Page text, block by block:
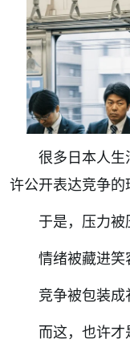
很多日本人
许公开表达竞争的
于是，压力被
情绪被藏进笑
竞争被包装成
而这，也许